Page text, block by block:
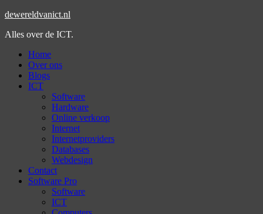
dewereldvanict.nl
Alles over de ICT.
Home
Over ons
Blogs
ICT
Software
Hardware
Online verkoop
Internet
Internetproviders
Databases
Webdesign
Contact
Software Pro
Software
ICT